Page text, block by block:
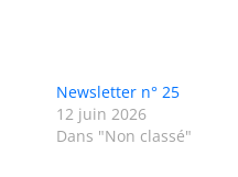
Newsletter n° 25
12 juin 2026
Dans "Non classé"